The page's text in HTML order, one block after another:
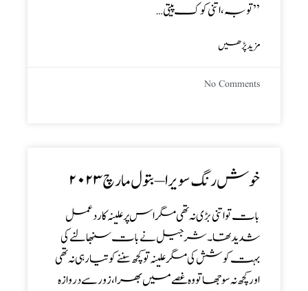
’’ توبہ ، اتنی کوک پیتی…
مزید پڑھیں
No Comments
خوش رنگ سویرا – بتول مارچ ۲۰۲۳
بات تو اتنی بڑی نہ تھی مگر اس پر علینہ کا رد عمل
شدید تھا ۔ شر جیل نے بات سنبھالنے کی
بہت کوشش کی مگر علینہ تو کچھ سننے کو تیار ہی نہ تھی
اور کچھ نہ سوجھا تو وہ غصے میں بھرا ،زور سے دروازہ